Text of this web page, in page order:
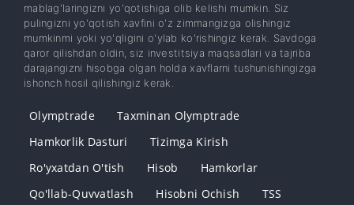
mablag'laringizni yo'qotishiga olib kelishi mumkin. Siz
pulingizni yo'qotish xavfini o'z zimmangizga olishingiz
mumkinmi yoki yo'qligini o'ylab ko'rishingiz kerak. Savdoga
qaror qilishdan oldin, siz investitsiya maqsadlari va tajriba
darajangizni hisobga olgan holda xavflarni tushunishingizga
ishonch hosil qilishingiz kerak.
Olymptrade
Taxminan Olymptrade
Hamkorlik Dasturi
Tizimga Kirish
Ro'yxatdan O'tish
Hisob
Hamkorlar
Qo'llab-Quvvatlash
Hisobni Ochish TSS